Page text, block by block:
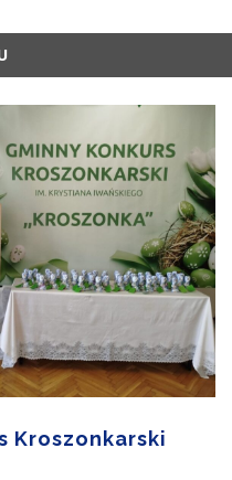
Kroszonkarski